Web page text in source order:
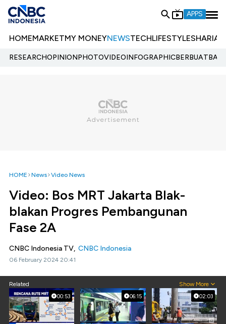
APPS
HOMEMARKETMY MONEYNEWSTECHLIFESTYLESHARIA
RESEARCHOPINIONPHOTOVIDEOINFOGRAPHIC
HOME News Video News
Video: Bos MRT Jakarta Blak-
blakan Progres Pembangunan
Fase 2A
CNBC Indonesia TV, CNBC Indonesia
06 February 2024 20:41
Related Show More
00:53 06:15 02:03